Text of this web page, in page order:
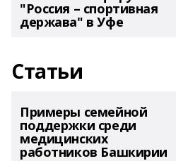
"Россия – спортивная
держава" в Уфе
Статьи
Примеры семейной
поддержки среди
медицинских
работников Башкирии